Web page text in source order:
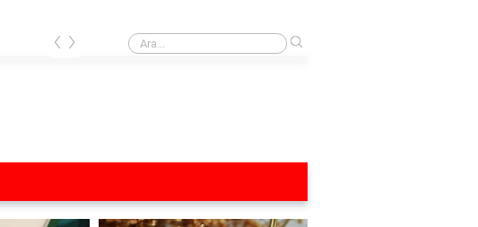
Edo dönemi Japonya'sında samurayların rolü neydi?
‹ ›